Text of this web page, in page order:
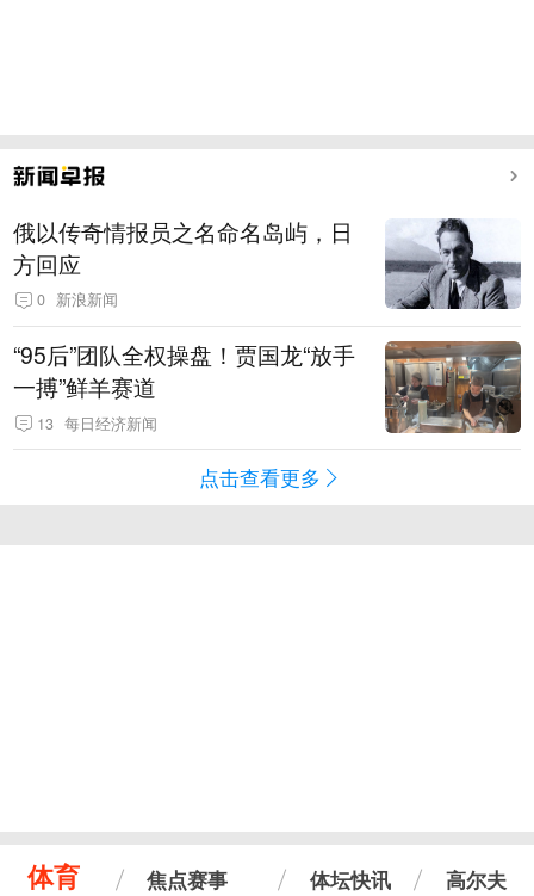
俄以传奇情报员之名命名岛屿，日
方回应
0 新浪新闻
“95后”团队全权操盘！贾国龙“放手
一搏”鲜羊赛道
13 每日经济新闻
点击查看更多
体育 焦点赛事 体坛快讯 高尔夫